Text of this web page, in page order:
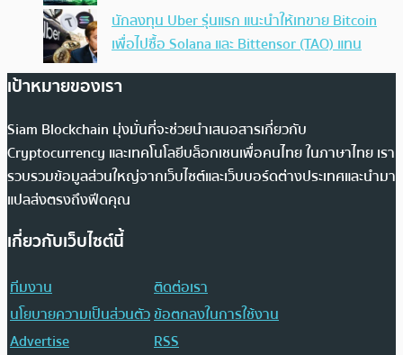
นักลงทุน Uber รุ่นแรก แนะนำให้เทขาย Bitcoin
เพื่อไปซื้อ Solana และ Bittensor (TAO) แทน
เป้าหมายของเรา
Siam Blockchain มุ่งมั่นที่จะช่วยนำเสนอสารเกี่ยวกับ
Cryptocurrency และเทคโนโลยีบล็อกเชนเพื่อคนไทย ในภาษาไทย เรา
รวบรวมข้อมูลส่วนใหญ่จากเว็บไซต์และเว็บบอร์ดต่างประเทศและนำมา
แปลส่งตรงถึงฟีดคุณ
เกี่ยวกับเว็บไซต์นี้
ทีมงาน
ติดต่อเรา
นโยบายความเป็นส่วนตัวข้อตกลงในการใช้งาน
Advertise
RSS